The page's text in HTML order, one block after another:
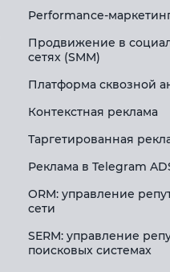
Performance-
Продвижение в
сетях (SMM)
Платформа сквозной
Контекстная реклама
Таргетированная
Реклама в Telegram
ORM: управление
сети
SERM: управление
поисковых системах